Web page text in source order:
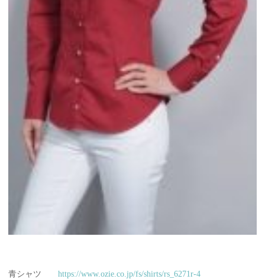
青シャツ https://www.ozie.co.jp/fs/shirts/rs_6271r-4